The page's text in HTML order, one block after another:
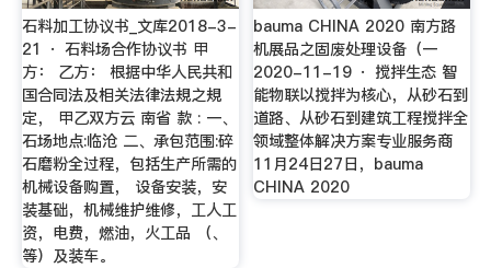
石料加工协议书_文库2018-3-
21 · 石料场合作协议书 甲
方： 乙方： 根据中华人民共和
国合同法及相关法律法規之規
定， 甲乙双方云 南省 款 : 一、
石场地点:临沧 二、承包范围:碎
石磨粉全过程，包括生产所需的
机械设备购置， 设备安装，安
装基础，机械维护维修，工人工
资，电费，燃油，火工品 （、
等）及装车。
bauma CHINA 2020 南方路
机展品之固废处理设备（一
2020-11-19 · 搅拌生态 智
能物联以搅拌为核心，从砂石到
道路、从砂石到建筑工程搅拌全
领域整体解决方案专业服务商
11月24日27日，bauma
CHINA 2020